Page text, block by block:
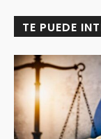
TE PUEDE